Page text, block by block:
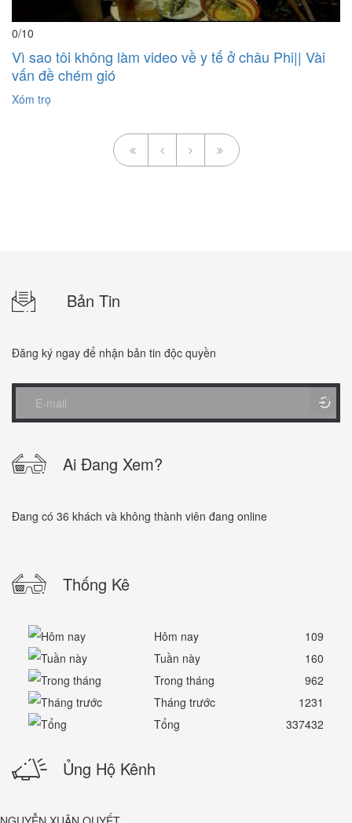
0/10
Vì sao tôi không làm video về y tế ở châu Phi|| Vài
vấn đề chém gió
Xóm trọ
Bản Tin
Đăng ký ngay để nhận bản tin độc quyền
Ai Đang Xem?
Đang có 36 khách và không thành viên đang online
Thống Kê
Hôm nay
109
Tuần này
160
Trong tháng
962
Tháng trước
1231
Tổng
337432
Ủng Hộ Kênh